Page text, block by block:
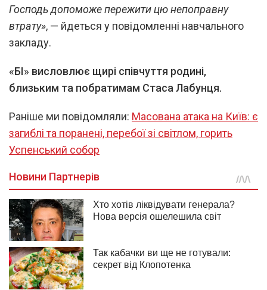
Господь допоможе пережити цю непоправну
втрату», — йдеться у повідомленні навчального
закладу.
«БІ» висловлює щирі співчуття родині,
близьким та побратимам Стаса Лабунця.
Раніше ми повідомляли: Масована атака на Київ: є
загиблі та поранені, перебої зі світлом, горить
Успенський собор